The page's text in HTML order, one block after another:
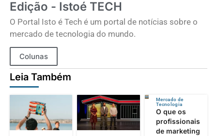
Edição - Istoé TECH
O Portal Isto é Tech é um portal de notícias sobre o
mercado de tecnologia do mundo.
Colunas
Leia Também
Mercado de
Tecnologia
O que os
profissionais
de marketing